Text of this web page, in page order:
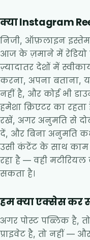
क्या Instagram
निजी, ऑफ़लाइन
आज के ज़माने में रेडियो
ज़्यादातर देशों में
करना, अपना बताना,
नहीं है, और कोई भी
हमेशा क्रिएटर का
रखें, अगर अनुमति से
दें, और बिना अनुमति
उसी कंटेंट के साथ काम
रहा है — वही
सकता है।
हम क्या एक्सेस कर
अगर पोस्ट पब्लिक है,
प्राइवेट है, तो नहीं —